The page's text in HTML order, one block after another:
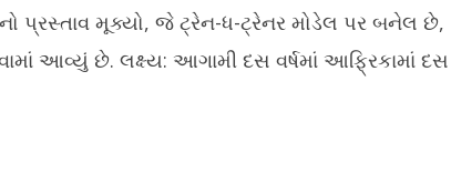
પ્રસ્તાવ મૂક્યો, જે ટ્રેન-ધ-ટ્રેનર મોડેલ પર બનેલ છે,
આવ્યું છે. લક્ષ્ય: આગામી દસ વર્ષમાં આફ્રિકામાં દસ